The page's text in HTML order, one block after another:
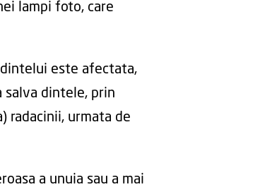
lampi foto, care
este afectata,
dintele, prin
radacinii, urmata de
a unuia sau a mai